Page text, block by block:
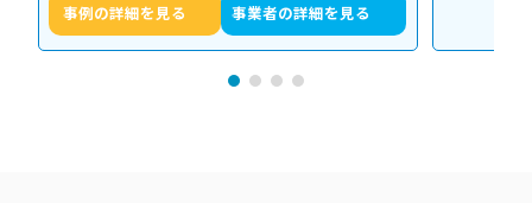
事例の詳細を見る 事業者の詳細を見る